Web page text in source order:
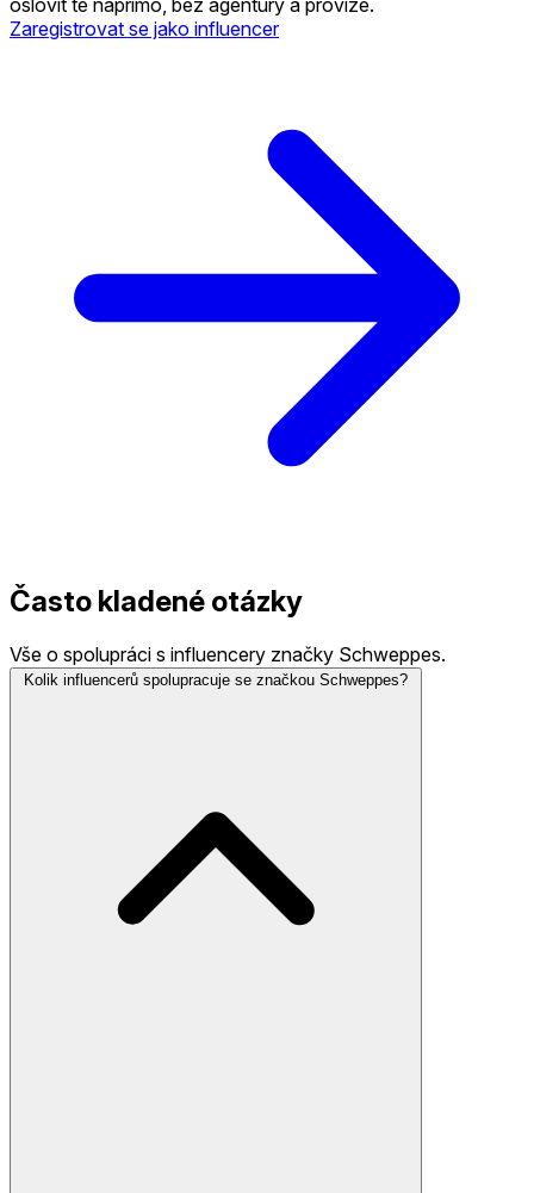
Zaregistrovat se jako influencer
Často kladené otázky
Vše o spolupráci s influencery značky Schweppes.
Kolik influencerů spolupracuje se značkou Schweppes?